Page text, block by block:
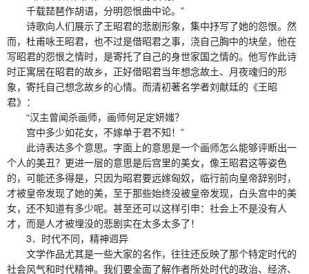
千载琵琶作胡语，分明怨恨曲中论。”
诗歌向人们展示了王昭君的悲剧形象，集中抒写了她的怨恨。然
而，杜甫咏王昭君，也不过是借昭君之事，浇自己胸中的块垒，他在
写昭君的怨恨之情时，是寄托了自己的身世家国之情的。他写作此诗
时正寓居在昭君的故乡，正好借昭君当年想念故土、月夜魂归的形
象，寄托自己想念故乡的心情。而清初著名学者刘献廷的《王昭
君》：
“汉主曾闻杀画师，画师何足定妍媸？
宫中多少如花女，不嫁单于君不知！”
此诗表达多个意思。字面上的意思是一个画师怎么能够评断出一
个人的美丑？更进一层的意思是后宫里的美女，像王昭君这等姿色
的，可能还多得是，只因为昭君要远嫁匈奴，临行前向皇帝辞别时，
才被皇帝发现了她的美，至于那些始终没被皇帝发现，白头宫中的美
女，还不知道有多少呢。甚至还可以这样引申：社会上不是没有人
才，而是人才被埋没的悲剧实在太多太多了！
3．时代不同，精神迥异
文学作品尤其是一些大家的名作，往往还反映了那个特定时代的
社会风气和时代精神。我们要全面了解作者所处时代的政治、经济、